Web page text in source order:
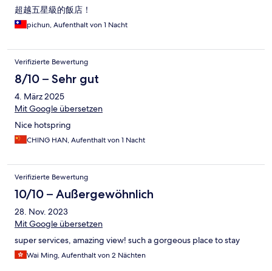
超越五星級的飯店！
pichun, Aufenthalt von 1 Nacht
Verifizierte Bewertung
8/10 – Sehr gut
4. März 2025
Mit Google übersetzen
Nice hotspring
CHING HAN, Aufenthalt von 1 Nacht
Verifizierte Bewertung
10/10 – Außergewöhnlich
28. Nov. 2023
Mit Google übersetzen
super services, amazing view! such a gorgeous place to stay
Wai Ming, Aufenthalt von 2 Nächten